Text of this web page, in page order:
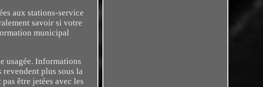
aux stations-service
savoir si votre
municipal
usagée. Informations
plus sous la
être jetées avec les